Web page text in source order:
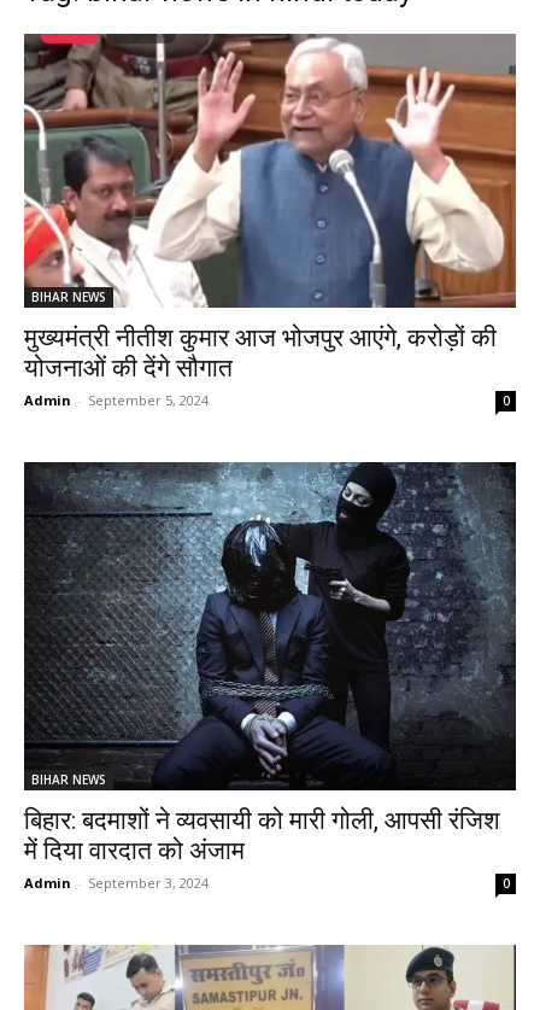
BIHAR NEWS
मुख्यमंत्री नीतीश कुमार आज भोजपुर आएंगे, करोड़ों की
योजनाओं की देंगे सौगात
Admin - September 5, 2024 0
BIHAR NEWS
बिहार: बदमाशों ने व्यवसायी को मारी गोली, आपसी रंजिश
में दिया वारदात को अंजाम
Admin - September 3, 2024 0